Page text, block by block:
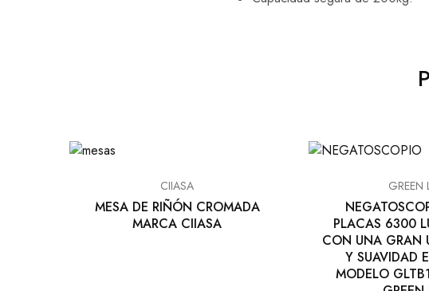
CIIASA
MESA DE RIÑÓN CROMADA
MARCA CIIASA
GREEN
PLACAS 6300
CON UNA GRAN
Y SUAVIDAD
MODELO